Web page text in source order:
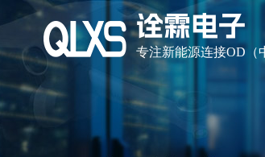
诠霖电子
专注新能源连接OD（
走进诠霖电子
新闻中心